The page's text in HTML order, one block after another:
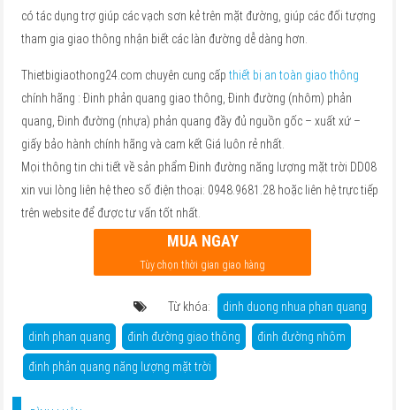
có tác dụng trợ giúp các vạch sơn kẻ trên mặt đường, giúp các đối tượng
tham gia giao thông nhận biết các làn đường dễ dàng hơn.
Thietbigiaothong24.com chuyên cung cấpthiết bị an toàn giao thông
chính hãng : Đinh phản quang giao thông, Đinh đường (nhôm) phản
quang, Đinh đường (nhựa) phản quang đầy đủ nguồn gốc – xuất xứ –
giấy bảo hành chính hãng và cam kết Giá luôn rẻ nhất.
Mọi thông tin chi tiết về sản phẩm Đinh đường năng lượng mặt trời DD08
xin vui lòng liên hệ theo số điện thoại: 0948.9681.28 hoặc liên hệ trực tiếp
trên website để được tư vấn tốt nhất.
MUA NGAY
Tùy chọn thời gian giao hàng
Từ khóa: dinh duong nhua phan quang
dinh phan quang đinh đường giao thông đinh đường nhôm
đinh phản quang năng lượng mặt trời